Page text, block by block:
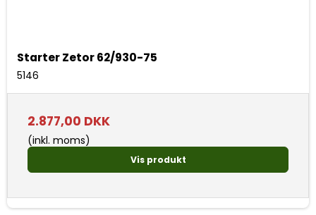
Starter Zetor 62/930-75
5146
2.877,00 DKK
(inkl. moms)
Vis produkt